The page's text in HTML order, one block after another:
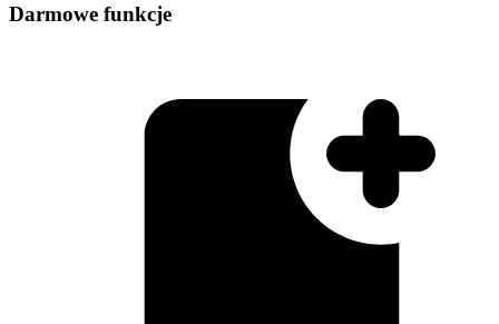
Darmowe funkcje